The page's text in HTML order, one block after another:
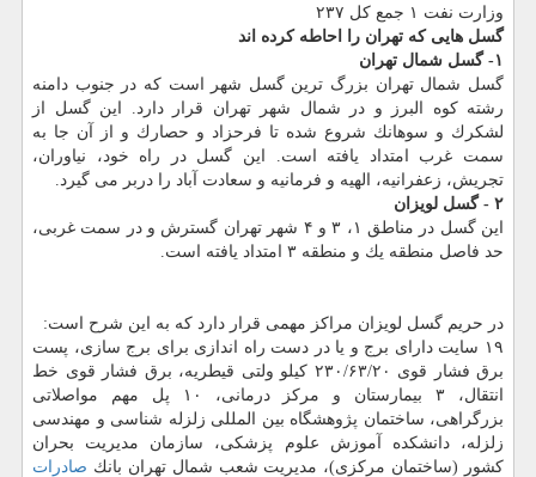
وزارت نفت ۱ جمع كل ۲۳۷
گسل هایی كه تهران را احاطه كرده اند
۱- گسل شمال تهران
گسل شمال تهران بزرگ ترین گسل شهر است كه در جنوب دامنه
رشته كوه البرز و در شمال شهر تهران قرار دارد. این گسل از
لشكرك و سوهانك شروع شده تا فرحزاد و حصارك و از آن جا به
سمت غرب امتداد یافته است. این گسل در راه خود، نیاوران،
تجریش، زعفرانیه، الهیه و فرمانیه و سعادت آباد را دربر می گیرد.
۲ - گسل لویزان
این گسل در مناطق ۱، ۳ و ۴ شهر تهران گسترش و در سمت غربی،
حد فاصل منطقه یك و منطقه ۳ امتداد یافته است.
در حریم گسل لویزان مراكز مهمی قرار دارد كه به این شرح است:
۱۹ سایت دارای برج و یا در دست راه اندازی برای برج سازی، پست
برق فشار قوی ۲۳۰/۶۳/۲۰ كیلو ولتی قیطریه، برق فشار قوی خط
انتقال، ۳ بیمارستان و مركز درمانی، ۱۰ پل مهم مواصلاتی
بزرگراهی، ساختمان پژوهشگاه بین المللی زلزله شناسی و مهندسی
زلزله، دانشكده آموزش علوم پزشكی، سازمان مدیریت بحران
كشور (ساختمان مركزی)، مدیریت شعب شمال تهران بانك صادرات